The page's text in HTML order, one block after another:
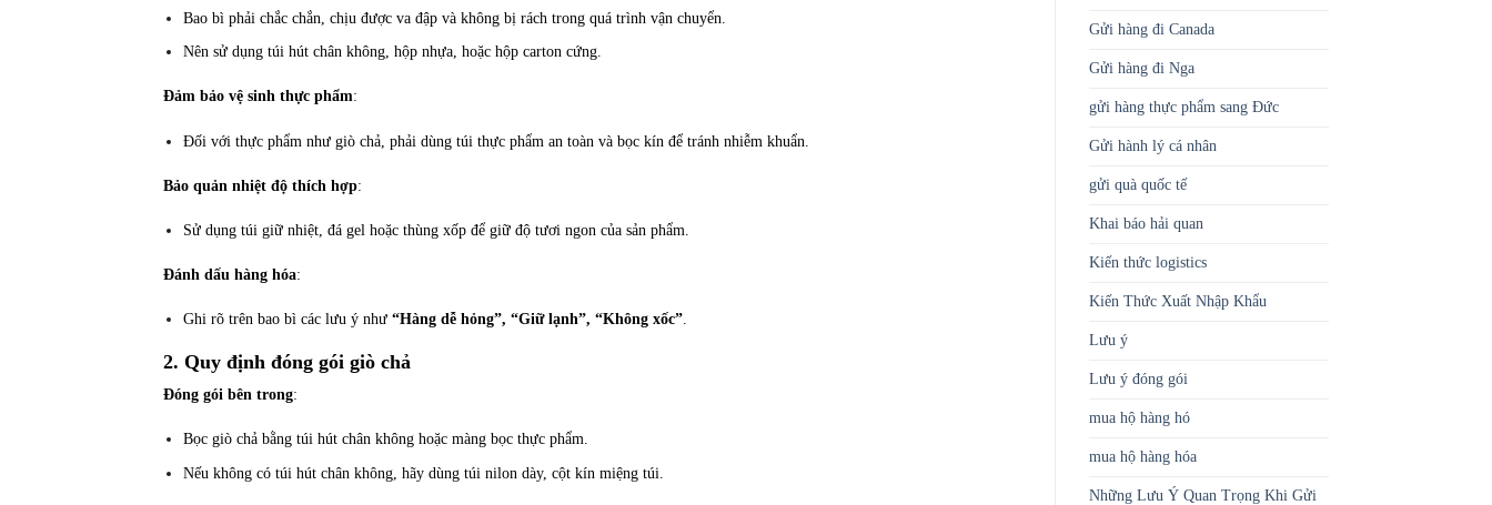
Bao bì phải chắc chắn, chịu được va đập và không bị rách trong quá trình vận chuyển.
Nên sử dụng túi hút chân không, hộp nhựa, hoặc hộp carton cứng.
Đảm bảo vệ sinh thực phẩm:
Đối với thực phẩm như giò chả, phải dùng túi thực phẩm an toàn và bọc kín để tránh nhiễm khuẩn.
Bảo quản nhiệt độ thích hợp:
Sử dụng túi giữ nhiệt, đá gel hoặc thùng xốp để giữ độ tươi ngon của sản phẩm.
Đánh dấu hàng hóa:
Ghi rõ trên bao bì các lưu ý như“Hàng dễ hỏng”, “Giữ lạnh”, “Không xốc”.
2. Quy định đóng gói giò chả
Đóng gói bên trong:
Bọc giò chả bằng túi hút chân không hoặc màng bọc thực phẩm.
Nếu không có túi hút chân không, hãy dùng túi nilon dày, cột kín miệng túi.
Gửi hàng đi Canada
Gửi hàng đi Nga
gửi hàng thực phẩm sang Đức
Gửi hành lý cá nhân
gửi quà quốc tế
Khai báo hải quan
Kiến thức logistics
Kiến Thức Xuất Nhập Khẩu
Lưu ý
Lưu ý đóng gói
mua hộ hàng hó
mua hộ hàng hóa
Những Lưu Ý Quan Trọng Khi Gửi